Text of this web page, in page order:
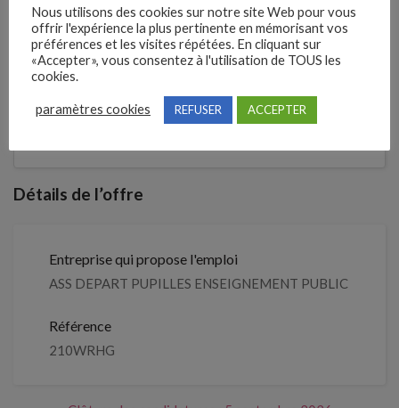
1 An(s)
Il y a
Clôture des candidatures : 5
Détails de l’offre
Entreprise qui propose l'emploi
ASS DEPART PUPILLES ENSEIGNEMENT PUBLIC
Référence
210WRHG
Nous utilisons des cookies sur notre site Web pour vous
offrir l'expérience la plus pertinente en mémorisant vos
préférences et les visites répétées. En cliquant sur
«Accepter», vous consentez à l'utilisation de TOUS les
cookies.
paramètres cookies REFUSER ACCEPTER